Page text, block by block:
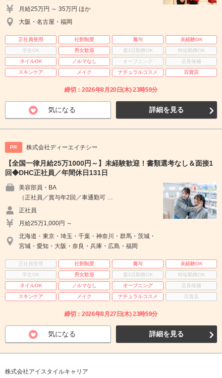
月給25万円 ～ 35万円 ほか
大阪・名古屋・福岡
正社員登用 社割制度 賞与
未経験OK
学生OK
男女歓迎 週3日勤務OK
時短勤務OK
ネイルOK
ノルマなし オープニング
店長候補
スキンケア
メイク ナチュラルコスメ 百貨店
締切：2026年8月20日(木) 23時59分
気になる 詳細を見る
PR 株式会社ディーエイチシー
【全国一律月給25万1000円～】未経験歓迎！書類選考なし＆面接1
回◆DHC正社員／年間休日131日
美容部員・BA
（正社員／賞与年2回／車通勤可 …
正社員
月給25万1,000円 ～
北海道・東京・埼玉・千葉・神奈川・群馬・茨城・
宮城・愛知・大阪・奈良・兵庫・広島・福岡
正社員登用 社割制度 賞与
未経験OK
学生OK
男女歓迎 週3日勤務OK
時短勤務OK
ネイルOK
ノルマなし オープニング
店長候補
スキンケア
メイク ナチュラルコスメ 百貨店
締切：2026年8月27日(木) 23時59分
気になる 詳細を見る
株式会社アイスタイルキャリア